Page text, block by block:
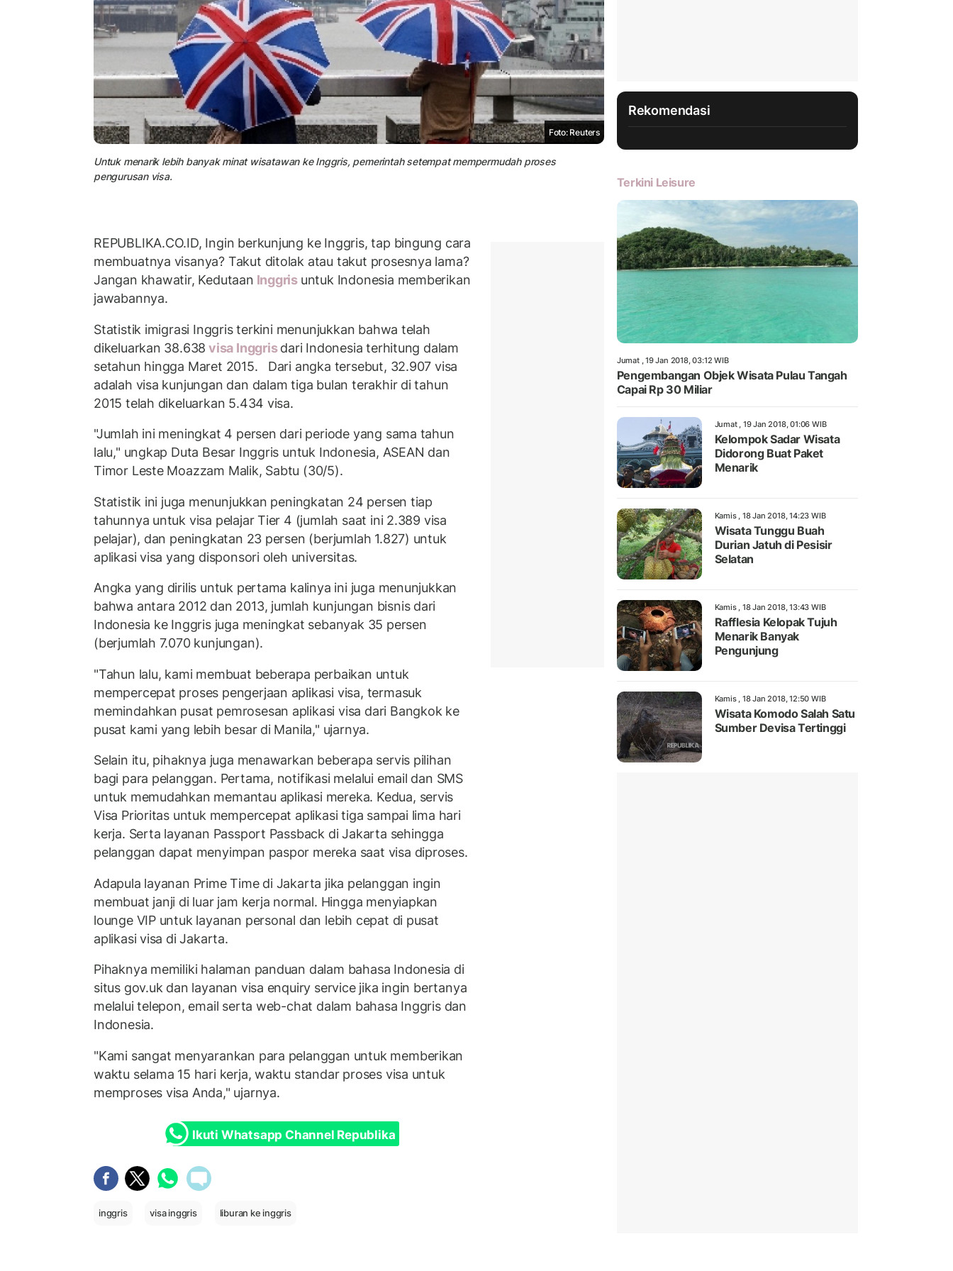
Foto: Reuters
Untuk menarik lebih banyak minat wisatawan ke Inggris, pemerintah setempat mempermudah proses
pengurusan visa.
REPUBLIKA.CO.ID, Ingin berkunjung ke Inggris, tap bingung cara
membuatnya visanya? Takut ditolak atau takut prosesnya lama?
Jangan khawatir, Kedutaan Inggris untuk Indonesia memberikan
jawabannya.
Statistik imigrasi Inggris terkini menunjukkan bahwa telah
dikeluarkan 38.638 visa Inggrisdari Indonesia terhitung dalam
setahun hingga Maret 2015. Dari angka tersebut, 32.907 visa
adalah visa kunjungan dan dalam tiga bulan terakhir di tahun
2015 telah dikeluarkan 5.434 visa.
"Jumlah ini meningkat 4 persen dari periode yang sama tahun
lalu," ungkap Duta Besar Inggris untuk Indonesia, ASEAN dan
Timor Leste Moazzam Malik, Sabtu (30/5).
Statistik ini juga menunjukkan peningkatan 24 persen tiap
tahunnya untuk visa pelajar Tier 4 (jumlah saat ini 2.389 visa
pelajar), dan peningkatan 23 persen (berjumlah 1.827) untuk
aplikasi visa yang disponsori oleh universitas.
Angka yang dirilis untuk pertama kalinya ini juga menunjukkan
bahwa antara 2012 dan 2013, jumlah kunjungan bisnis dari
Indonesia ke Inggris juga meningkat sebanyak 35 persen
(berjumlah 7.070 kunjungan).
"Tahun lalu, kami membuat beberapa perbaikan untuk
mempercepat proses pengerjaan aplikasi visa, termasuk
memindahkan pusat pemrosesan aplikasi visa dari Bangkok ke
pusat kami yang lebih besar di Manila," ujarnya.
Selain itu, pihaknya juga menawarkan beberapa servis pilihan
bagi para pelanggan. Pertama, notifikasi melalui email dan SMS
untuk memudahkan memantau aplikasi mereka. Kedua, servis
Visa Prioritas untuk mempercepat aplikasi tiga sampai lima hari
kerja. Serta layanan Passport Passback di Jakarta sehingga
pelanggan dapat menyimpan paspor mereka saat visa diproses.
Adapula layanan Prime Time di Jakarta jika pelanggan ingin
membuat janji di luar jam kerja normal. Hingga menyiapkan
lounge VIP untuk layanan personal dan lebih cepat di pusat
aplikasi visa di Jakarta.
Pihaknya memiliki halaman panduan dalam bahasa Indonesia di
situs gov.uk dan layanan visa enquiry service jika ingin bertanya
melalui telepon, email serta web-chat dalam bahasa Inggris dan
Indonesia.
"Kami sangat menyarankan para pelanggan untuk memberikan
waktu selama 15 hari kerja, waktu standar proses visa untuk
memproses visa Anda," ujarnya.
Ikuti Whatsapp Channel Republika
inggris visa inggris liburan ke inggris
Rekomendasi
Terkini Leisure
Jumat , 19 Jan 2018, 03:12 WIB
Pengembangan Objek Wisata Pulau Tangah
Capai Rp 30 Miliar
Jumat , 19 Jan 2018, 01:06 WIB
Kelompok Sadar Wisata
Didorong Buat Paket
Menarik
Kamis , 18 Jan 2018, 14:23 WIB
Wisata Tunggu Buah
Durian Jatuh di Pesisir
Selatan
Kamis , 18 Jan 2018, 13:43 WIB
Rafflesia Kelopak Tujuh
Menarik Banyak
Pengunjung
Kamis , 18 Jan 2018, 12:50 WIB
Wisata Komodo Salah Satu
Sumber Devisa Tertinggi